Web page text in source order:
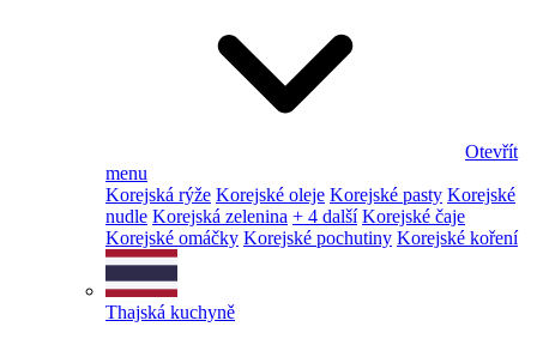
Otevřít
menu
Korejská rýže Korejské oleje Korejské pasty Korejské
nudle Korejská zelenina + 4 další Korejské čaje
Korejské omáčky Korejské pochutiny Korejské koření
Thajská kuchyně